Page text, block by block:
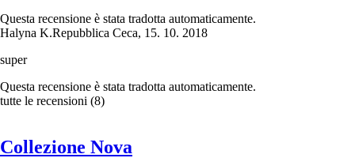
Questa recensione è stata tradotta automaticamente.
Halyna K.Repubblica Ceca, 15. 10. 2018
super
Questa recensione è stata tradotta automaticamente.
tutte le recensioni (8)
Collezione Nova